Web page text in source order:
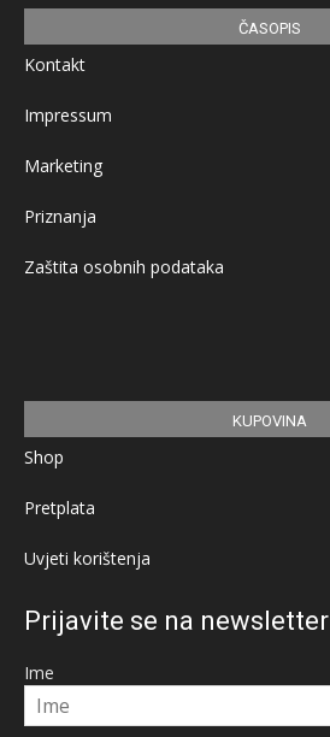
ČASOPIS
Kontakt
Impressum
Marketing
Priznanja
Zaštita osobnih podataka
KUPOVINA
Shop
Pretplata
Uvjeti korištenja
Prijavite se na newsletter
Ime